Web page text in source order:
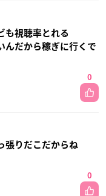
も視聴率とれる
んだから稼ぎに行くで
0
張りだこだからね
0